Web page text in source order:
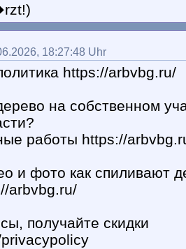
18:27:48 Uhr
https://arbvbg.ru/
на собственном
работы https://
и фото как спиливают
arbvbg.ru/
получайте скидки